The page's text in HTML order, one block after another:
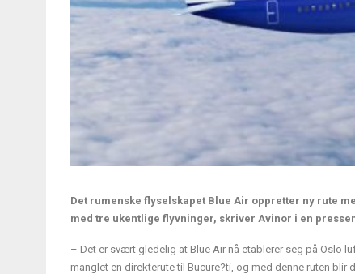
Det rumenske flyselskapet Blue Air oppretter ny rute
med tre ukentlige flyvninger, skriver Avinor i en
– Det er svært gledelig at Blue Air nå etablerer seg på Oslo
manglet en direkterute til Bucure?ti, og med denne ruten